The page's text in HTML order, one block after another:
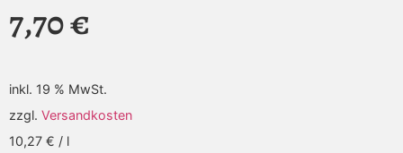
7,70€
inkl. 19 % MwSt.
zzgl. Versandkosten
10,27 € / l